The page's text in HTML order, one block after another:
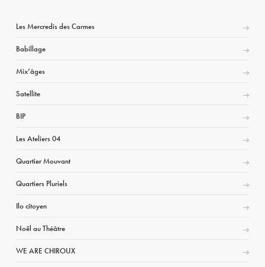
Les Mercredis des Carmes
Babillage
Mix’âges
Satellite
BIP
Les Ateliers 04
Quartier Mouvant
Quartiers Pluriels
Ilo citoyen
Noël au Théâtre
WE ARE CHIROUX